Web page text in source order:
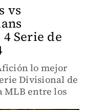
vs
4 Serie de
lo mejor
Divisional de
MLB entre los